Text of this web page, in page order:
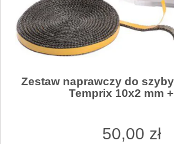
Zestaw naprawczy do
Temprix 10x2 mm
50,00 zł